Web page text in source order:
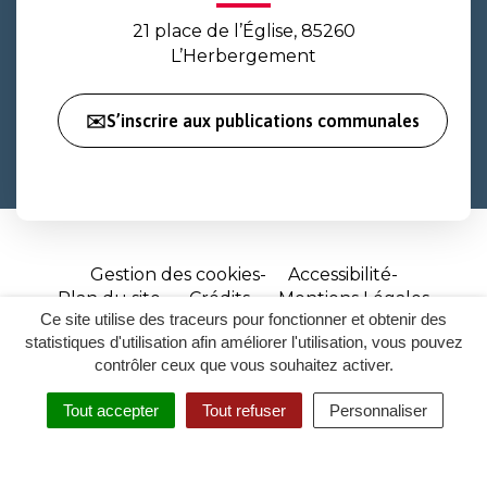
Ce site utilise des traceurs pour fonctionner et obtenir des
statistiques d'utilisation afin améliorer l'utilisation, vous pouvez
contrôler ceux que vous souhaitez activer.
Tout accepter Tout refuser Personnaliser
RECHERCHER
ACCESSIBILITÉ
21 place de l’Église, 85260
L’Herbergement
✉️S’inscrire aux publications communales
Gestion des cookies
Accessibilité
Plan du site
Crédits
Mentions Légales
Site
réalisé
par
Inovagora